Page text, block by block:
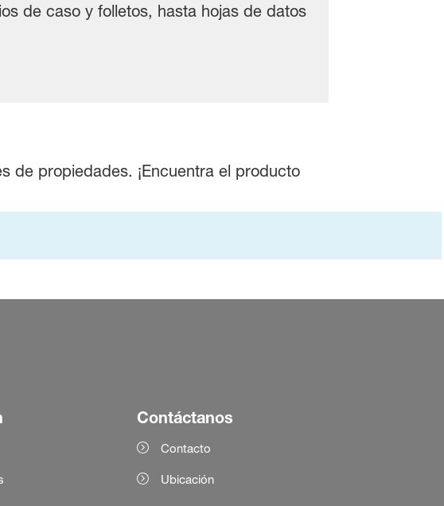
de caso y folletos, hasta hojas de datos
de propiedades. ¡Encuentra el producto
Contáctanos
Contacto
Ubicación